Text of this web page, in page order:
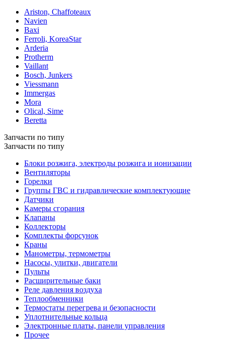
Ariston, Chaffoteaux
Navien
Baxi
Ferroli, KoreaStar
Arderia
Protherm
Vaillant
Bosch, Junkers
Viessmann
Immergas
Mora
Olical, Sime
Beretta
Запчасти по типу
Запчасти по типу
Блоки розжига, электроды розжига и ионизации
Вентиляторы
Горелки
Группы ГВС и гидравлические комплектующие
Датчики
Камеры сгорания
Клапаны
Коллекторы
Комплекты форсунок
Краны
Манометры, термометры
Насосы, улитки, двигатели
Пульты
Расширительные баки
Реле давления воздуха
Теплообменники
Термостаты перегрева и безопасности
Уплотнительные кольца
Электронные платы, панели управления
Прочее